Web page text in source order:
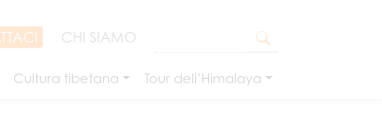
CHI SIAMO
Cultura tibetana Tour dell’Himalaya